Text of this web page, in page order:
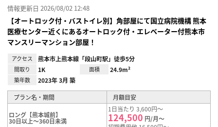
情報更新日 2026/08/02 12:48
【オートロック付・バストイレ別】角部屋にて国立病院機構 熊本
医療センター近くにあるオートロック付・エレベーター付熊本市
マンスリーマンション部屋！
アクセス 熊本市上熊本線「段山町駅」徒歩5分
間取り 1K 面積 24.9m²
築年数 2023年 3月 築
プラン名・期間 月額目安
ロング【熊本城前】
30日以上～360日未満
1日当たり 3,600円～
124,500 円/月～